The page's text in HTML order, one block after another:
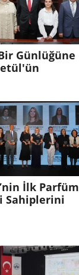
Günlüğüne
İlk Parfüm
Sahiplerini